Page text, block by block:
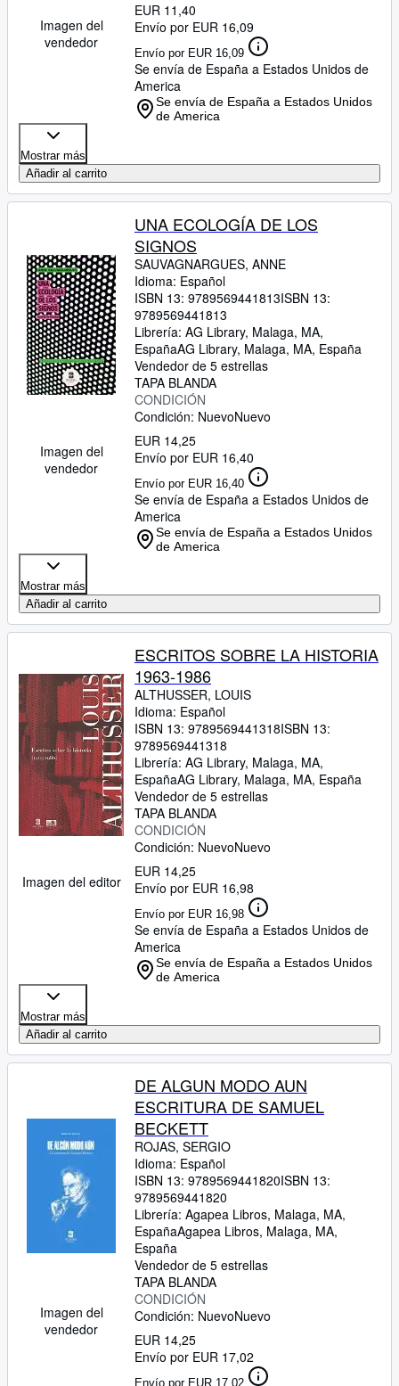
Imagen del
vendedor
EUR 11,40
Envío por EUR 16,09
Envío por EUR 16,09
Se envía de España a Estados Unidos de
America
Se envía de España a Estados Unidos
de America
Mostrar más
Añadir al carrito
Imagen del
vendedor
UNA ECOLOGÍA DE LOS
SIGNOS
SAUVAGNARGUES, ANNE
Idioma: Español
ISBN 13: 9789569441813ISBN 13:
9789569441813
Librería: AG Library, Malaga, MA,
EspañaAG Library, Malaga, MA, España
Vendedor de 5 estrellas
TAPA BLANDA
CONDICIÓN
Condición: NuevoNuevo
EUR 14,25
Envío por EUR 16,40
Envío por EUR 16,40
Se envía de España a Estados Unidos de
America
Se envía de España a Estados Unidos
de America
Mostrar más
Añadir al carrito
Imagen del editor
ESCRITOS SOBRE LA HISTORIA
1963-1986
ALTHUSSER, LOUIS
Idioma: Español
ISBN 13: 9789569441318ISBN 13:
9789569441318
Librería: AG Library, Malaga, MA,
EspañaAG Library, Malaga, MA, España
Vendedor de 5 estrellas
TAPA BLANDA
CONDICIÓN
Condición: NuevoNuevo
EUR 14,25
Envío por EUR 16,98
Envío por EUR 16,98
Se envía de España a Estados Unidos de
America
Se envía de España a Estados Unidos
de America
Mostrar más
Añadir al carrito
Imagen del
vendedor
DE ALGUN MODO AUN
ESCRITURA DE SAMUEL
BECKETT
ROJAS, SERGIO
Idioma: Español
ISBN 13: 9789569441820ISBN 13:
9789569441820
Librería: Agapea Libros, Malaga, MA,
EspañaAgapea Libros, Malaga, MA,
España
Vendedor de 5 estrellas
TAPA BLANDA
CONDICIÓN
Condición: NuevoNuevo
EUR 14,25
Envío por EUR 17,02
Envío por EUR 17,02